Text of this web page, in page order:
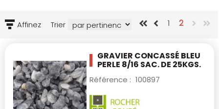
Affinez Trier 1 2
GRAVIER CONCASSÉ BLEU
PERLE 8/16 SAC.DE 25KGS.
Référence : 100897